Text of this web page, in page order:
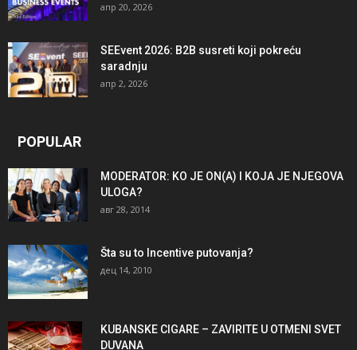
апр 20, 2026
SEEvent 2026: B2B susreti koji pokreću
saradnju
апр 2, 2026
POPULAR
MODERATOR: KO JE ON(A) I KOJA JE NJEGOVA
ULOGA?
авг 28, 2014
Šta su to Incentive putovanja?
дец 14, 2010
KUBANSKE CIGARE – ZAVIRITE U OTMENI SVET
DUVANA